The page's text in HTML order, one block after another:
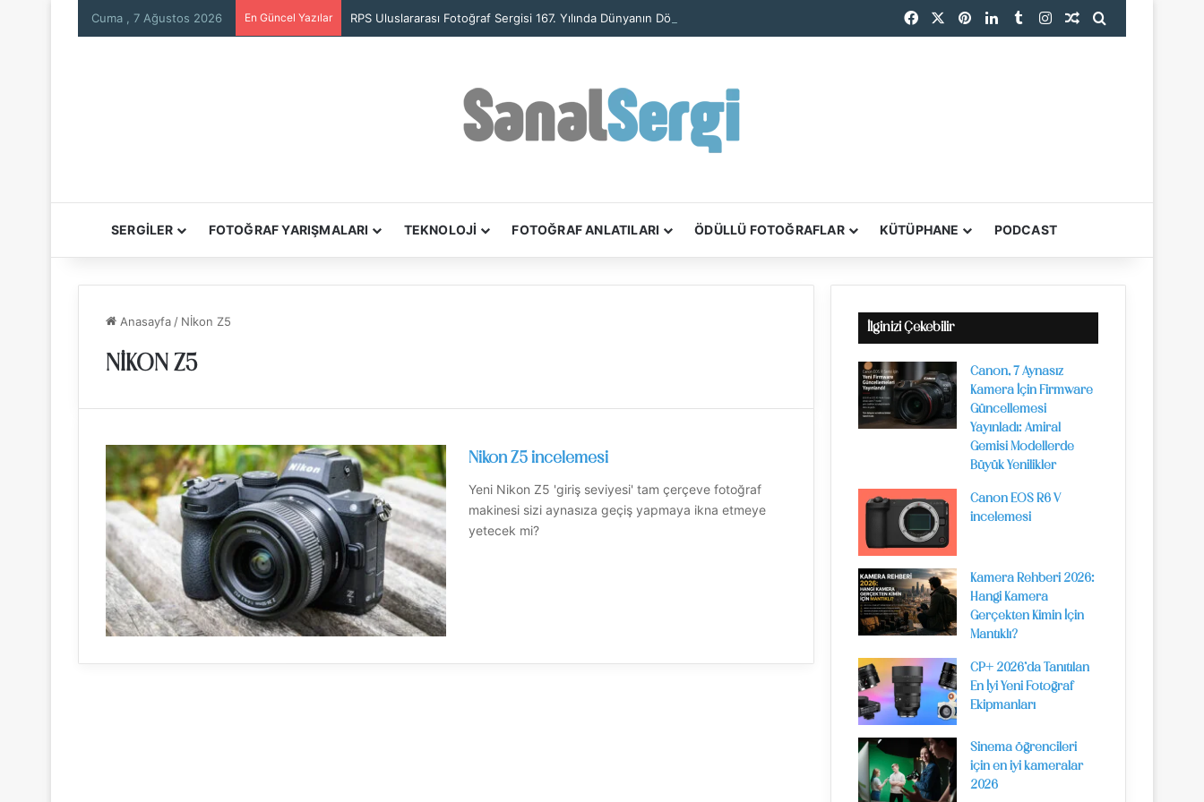
Cuma , 7 Ağustos 2026 En Güncel Yazılar Facebook PinterestLinkedInTumblrInstagramRastgele Makale
SERGİLER FOTOĞRAF YARIŞMALARI TEKNOLOJİ FOTOĞRAF ANLATILARI ÖDÜLLÜ FOTOĞRAFLAR KÜTÜPHANE PODCAST
Anasayfa / Nİkon Z5
NİKON Z5
Nikon Z5 incelemesi
Yeni Nikon Z5 'giriş seviyesi' tam çerçeve fotoğraf
makinesi sizi aynasıza geçiş yapmaya ikna etmeye
yetecek mi?
İlginizi Çekebilir
Canon, 7 Aynasız
Kamera İçin Firmware
Güncellemesi
Yayınladı: Amiral
Gemisi Modellerde
Büyük Yenilikler
Canon EOS R6 V
incelemesi
Kamera Rehberi 2026:
Hangi Kamera
Gerçekten Kimin İçin
Mantıklı?
CP+ 2026’da Tanıtılan
En İyi Yeni Fotoğraf
Ekipmanları
Sinema öğrencileri
için en iyi kameralar
2026